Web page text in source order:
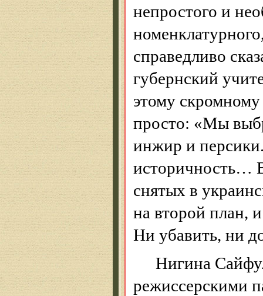
непростого и
справедливо
губернский
этому скромному
просто: «Мы
инжир и
историчность…
снятых в
на второй план,
Ни убавить, ни
Нигина
режиссерскими